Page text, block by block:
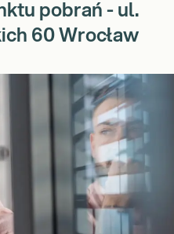
pobrań - ul.
60 Wrocław